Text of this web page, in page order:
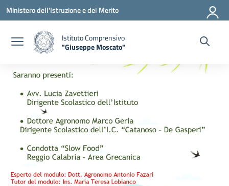
Vai ai contenuti
Vai al menu di navigazione
Vai al footer
Ministero dell'Istruzione e del Merito
Istituto Comprensivo
"Giuseppe Moscato"